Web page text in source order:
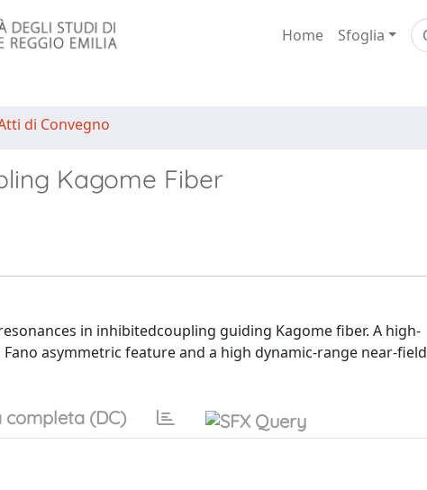
Home Sfoglia
di Convegno
Kagome Fiber
in inhibitedcoupling guiding Kagome fiber. A high-
asymmetric feature and a high dynamic-range near-field
completa (DC)